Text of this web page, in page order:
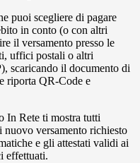
puoi scegliere di pagare
in conto (o con altri
il versamento presso le
uffici postali o altri
scaricando il documento di
riporta QR-Code e
In Rete ti mostra tutti
versamento richiesto
e gli attestati validi ai
effettuati.